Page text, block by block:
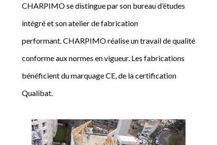
CHARPIMO se distingue par son bureau d’études
intégré et son atelier de fabrication
performant. CHARPIMO réalise un travail de qualité
conforme aux normes en vigueur. Les fabrications
bénéficient du marquage CE, de la certification
Qualibat.